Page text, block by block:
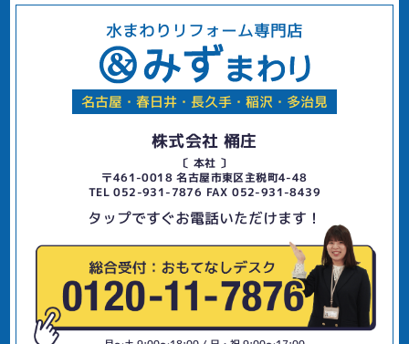
水まわりリフォーム専門店
名古屋・春日井・長久手・稲沢・多治見
株式会社 桶庄
〔 本社 〕
〒461-0018 名古屋市東区主税町4-48
TEL 052-931-7876 FAX 052-931-8439
タップですぐお電話いただけます！